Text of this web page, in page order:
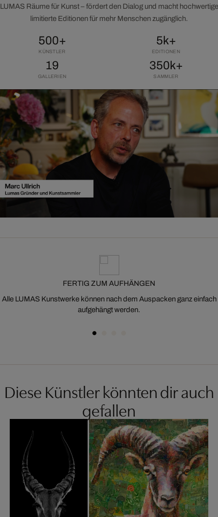
LUMAS Räume für Kunst – fördert den Dialog und macht hochwertige
limitierte Editionen für mehr Menschen zugänglich.
500+
KÜNSTLER
5k+
EDITIONEN
19
GALLERIEN
350k+
SAMMLER
FERTIG ZUM AUFHÄNGEN
Alle LUMAS Kunstwerke können nach dem Auspacken ganz einfach
aufgehängt werden.
Diese Künstler könnten dir auch
gefallen